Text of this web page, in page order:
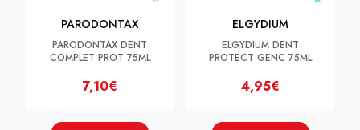
PARODONTAX
PARODONTAX DENT
COMPLET PROT 75ML
7,10€
ELGYDIUM
ELGYDIUM DENT
PROTECT GENC 75ML
4,95€